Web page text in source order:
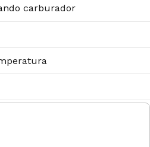
carburador